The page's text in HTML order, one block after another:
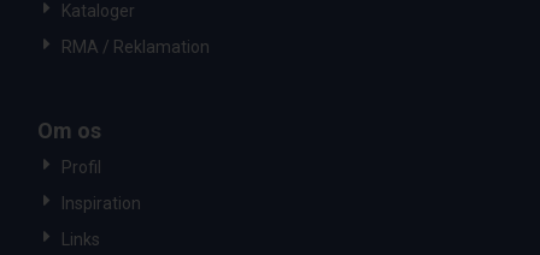
Kataloger
RMA / Reklamation
Om os
Profil
Inspiration
Links